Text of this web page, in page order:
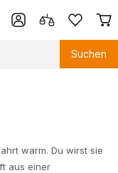
Suchen
warm. Du wirst sie
aus einer